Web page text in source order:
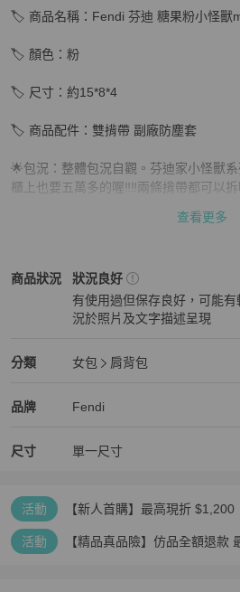
關於🎀 Fendi 芬迪 糖果粉小怪獸
🏷️ 商品名稱：Fendi 芬迪 糖果粉小怪獸
🏷️ 顏色：粉
🏷️ 尺寸：約15*8*4
🏷️ 商品配件：雙揹帶 副廠防塵套
🌟包況：整體包況自觀。芬迪家小怪獸
櫃上也要五萬多的喔‼️‼️兩條揹帶都可以
⭕️售出不退
⭕️轉賣請另外拍照
查看更多
商品狀況
Fendi女包 商品狀態與細節
狀況良好
有使用過但保存良好，可能
況於照片及文字描述呈現
分類
Fendi 分類資訊
女包
肩背包
品牌
Fendi 女包品牌介紹
Fendi
Fendi 推薦清單
尺寸 單一尺寸
活動 【新人首購】最高現折 $1,200
活動 【精品真品險】仿品全額退款